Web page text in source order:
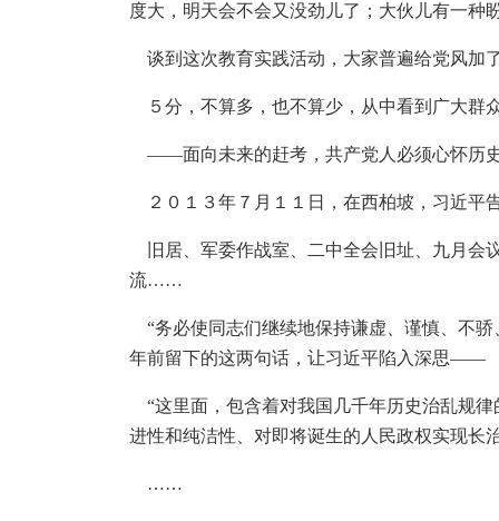
度大，明天会不会又没劲儿了；大伙儿有一种
谈到这次教育实践活动，大家普遍给党风加
５分，不算多，也不算少，从中看到广大群
——面向未来的赶考，共产党人必须心怀历
２０１３年７月１１日，在西柏坡，习近平
旧居、军委作战室、二中全会旧址、九月会
流……
“务必使同志们继续地保持谦虚、谨慎、不
年前留下的这两句话，让习近平陷入深思——
“这里面，包含着对我国几千年历史治乱规
进性和纯洁性、对即将诞生的人民政权实现长
……